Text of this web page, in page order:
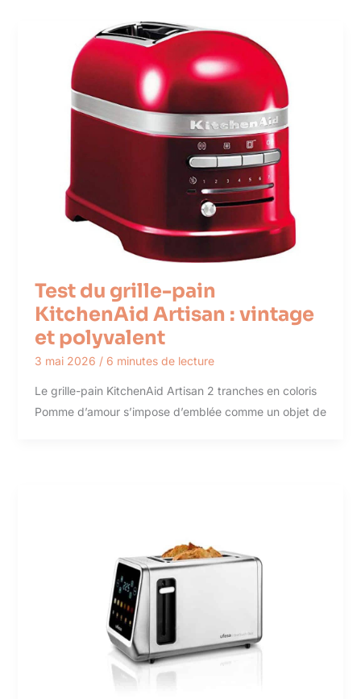
Test du grille-pain
KitchenAid Artisan : vintage
et polyvalent
3 mai 2026 / 6 minutes de lecture
Le grille-pain KitchenAid Artisan 2 tranches en coloris
Pomme d’amour s’impose d’emblée comme un objet de